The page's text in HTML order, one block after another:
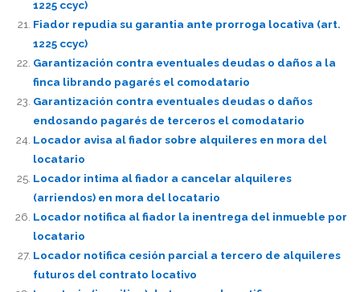
1225 ccyc)
Fiador repudia su garantia ante prorroga locativa (art.
1225 ccyc)
Garantización contra eventuales deudas o daños a la
finca librando pagarés el comodatario
Garantización contra eventuales deudas o daños
endosando pagarés de terceros el comodatario
Locador avisa al fiador sobre alquileres en mora del
locatario
Locador intima al fiador a cancelar alquileres
(arriendos) en mora del locatario
Locador notifica al fiador la inentrega del inmueble por
locatario
Locador notifica cesión parcial a tercero de alquileres
futuros del contrato locativo